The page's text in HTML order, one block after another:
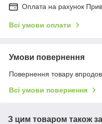
Оплата на рахунок
Всі умови оплати
Умови повернення
Повернення товару
Всі умови повернення
З цим товаром також